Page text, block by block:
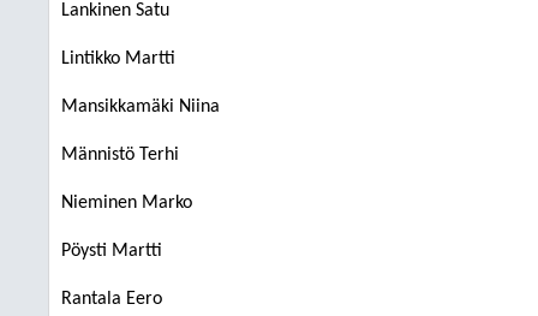
Lankinen Satu
Lintikko Martti
Mansikkamäki Niina
Männistö Terhi
Nieminen Marko
Pöysti Martti
Rantala Eero